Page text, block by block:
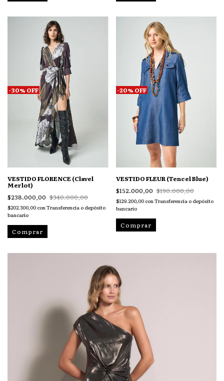
-30% OFF
VESTIDO FLORENCE (Clavel
Merlot)
$238.000,00 $340.000,00
$202.300,00 conTransferencia o depósito
bancario
Comprar
-20% OFF
VESTIDO FLEUR (Tencel Blue)
$152.000,00 $190.000,00
$129.200,00 conTransferencia o depósito
bancario
Comprar